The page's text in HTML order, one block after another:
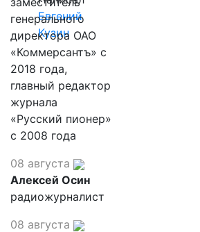
Евгений
Кузин
генерального
директора ОАО
«Коммерсантъ» с
2018 года,
главный редактор
журнала
«Русский пионер»
с 2008 года
08 августа
Алексей Осин
радиожурналист
08 августа